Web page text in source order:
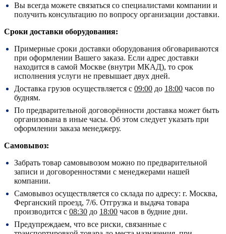
Вы всегда можете связаться со специалистами компании и
получить консультацию по вопросу организации доставки.
Сроки доставки оборудования:
Примерные сроки доставки оборудования обговариваются
при оформлении Вашего заказа. Если адрес доставки
находится в самой Москве (внутри МКАД), то срок
исполнения услуги не превышает двух дней.
Доставка грузов осуществляется с 09:00 до 18:00 часов по
будням.
По предварительной договорённости доставка может быть
организована в иные часы. Об этом следует указать при
оформлении заказа менеджеру.
Самовывоз:
Забрать товар самовывозом можно по предварительной
записи и договоренностями с менеджерами нашей
компании.
Самовывоз осуществляется со склада по адресу: г. Москва,
Ферганский проезд, 7/6. Отгрузка и выдача товара
производится с 08:30 до 18:00 часов в будние дни.
Предупреждаем, что все риски, связанные с